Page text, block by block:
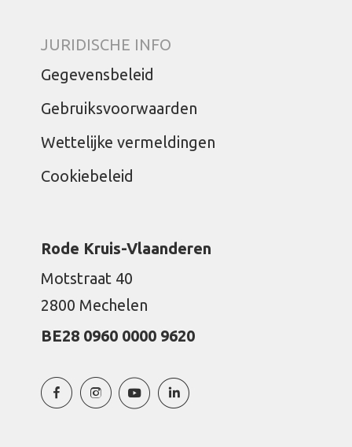
JURIDISCHE INFO
Gegevensbeleid
Gebruiksvoorwaarden
Wettelijke vermeldingen
Cookiebeleid
Rode Kruis-Vlaanderen
Motstraat 40
2800 Mechelen
BE28 0960 0000 9620